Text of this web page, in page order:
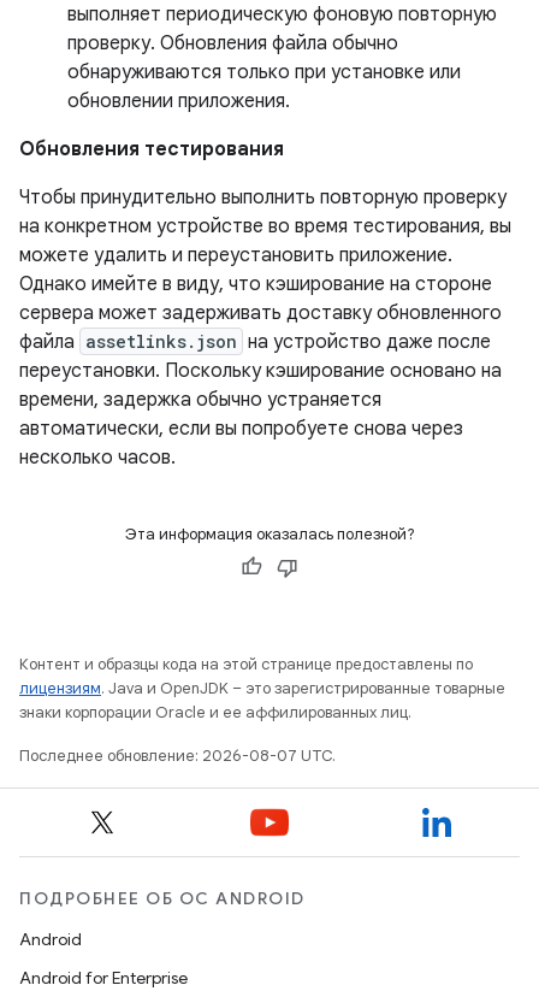
выполняет периодическую фоновую повторную
проверку. Обновления файла обычно
обнаруживаются только при установке или
обновлении приложения.
Обновления тестирования
Чтобы принудительно выполнить повторную проверку
на конкретном устройстве во время тестирования, вы
можете удалить и переустановить приложение.
Однако имейте в виду, что кэширование на стороне
сервера может задерживать доставку обновленного
файла assetlinks.json на устройство даже после
переустановки. Поскольку кэширование основано на
времени, задержка обычно устраняется
автоматически, если вы попробуете снова через
несколько часов.
Эта информация оказалась полезной?
Контент и образцы кода на этой странице предоставлены по
лицензиям. Java и OpenJDK – это зарегистрированные товарные
знаки корпорации Oracle и ее аффилированных лиц.
Последнее обновление: 2026-08-07 UTC.
ПОДРОБНЕЕ ОБ ОС ANDROID
Android
Android for Enterprise